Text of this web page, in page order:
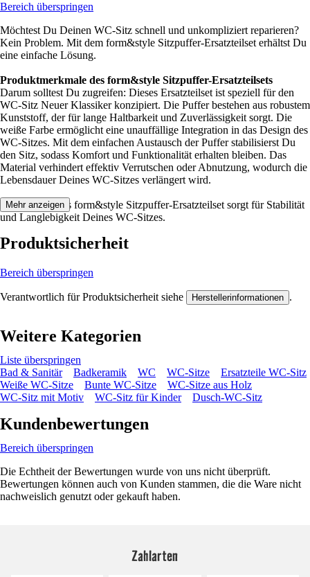
Bereich überspringen
Möchtest Du Deinen WC-Sitz schnell und unkompliziert reparieren?
Kein Problem. Mit dem form&style Sitzpuffer-Ersatzteilset erhältst Du
eine einfache Lösung.
Produktmerkmale des form&style Sitzpuffer-Ersatzteilsets
Darum solltest Du zugreifen: Dieses Ersatzteilset ist speziell für den
WC-Sitz Neuer Klassiker konzipiert. Die Puffer bestehen aus robustem
Kunststoff, der für lange Haltbarkeit und Zuverlässigkeit sorgt. Die
weiße Farbe ermöglicht eine unauffällige Integration in das Design des
WC-Sitzes. Mit dem einfachen Austausch der Puffer stabilisierst Du
den Sitz, sodass Komfort und Funktionalität erhalten bleiben. Das
Material verhindert effektiv Verrutschen oder Abnutzung, wodurch die
Lebensdauer Deines WC-Sitzes verlängert wird.
Festgezurrt: Das form&style Sitzpuffer-Ersatzteilset sorgt für Stabilität
und Langlebigkeit Deines WC-Sitzes.
Mehr anzeigen
Produktsicherheit
Bereich überspringen
Verantwortlich für Produktsicherheit siehe Herstellerinformationen .
Weitere Kategorien
Liste überspringen
Bad & Sanitär
Badkeramik WC WC-Sitze
Ersatzteile WC-Sitz
Weiße WC-Sitze
Bunte WC-Sitze
WC-Sitze aus Holz
WC-Sitz mit Motiv
WC-Sitz für Kinder Dusch-WC-Sitz
Kundenbewertungen
Bereich überspringen
Die Echtheit der Bewertungen wurde von uns nicht überprüft.
Bewertungen können auch von Kunden stammen, die die Ware nicht
nachweislich genutzt oder gekauft haben.
Zahlarten